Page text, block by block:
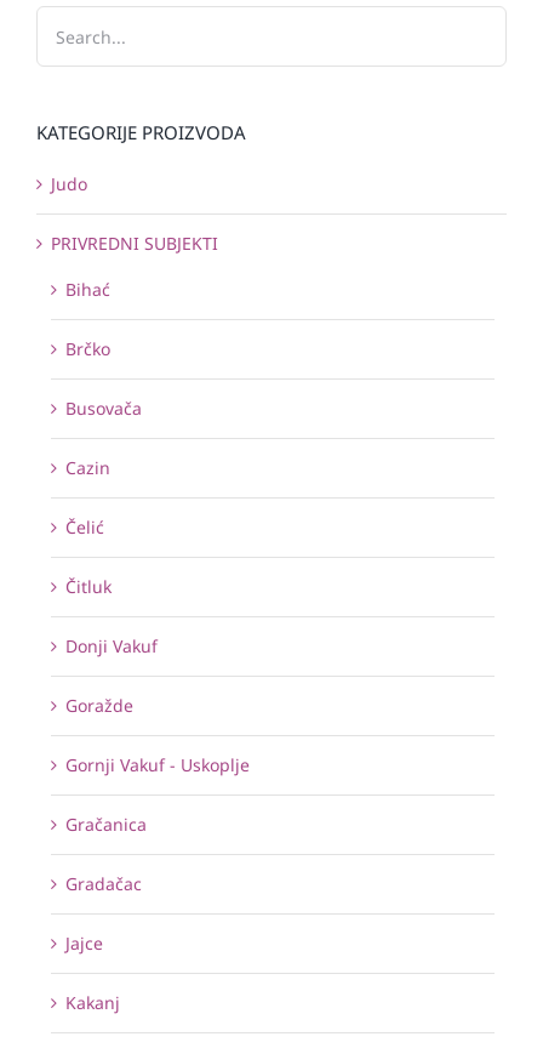
KATEGORIJE PROIZVODA
Judo
PRIVREDNI SUBJEKTI
Bihać
Brčko
Busovača
Cazin
Čelić
Čitluk
Donji Vakuf
Goražde
Gornji Vakuf - Uskoplje
Gračanica
Gradačac
Jajce
Kakanj